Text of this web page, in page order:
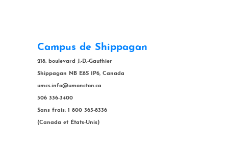
Campus de Shippagan
218, boulevard J.-D.-Gauthier
Shippagan NB E8S 1P6, Canada
umcs.info@umoncton.ca
506 336-3400
Sans frais: 1 800 363-8336
(Canada et États-Unis)